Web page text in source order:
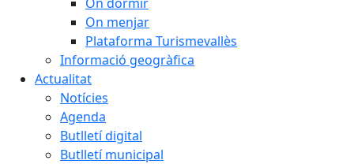
On menjar
Plataforma Turismevallès
Informació geogràfica
Actualitat
Notícies
Agenda
Butlletí digital
Butlletí municipal